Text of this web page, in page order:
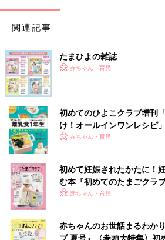
関連記事
たまひよの雑誌
赤ちゃん・育児
初めてのひよこクラブ増刊
け！オールインワン​レシピ」
赤ちゃん・育児
初めて妊娠されたかたに！
む本『初めてのたまごクラブ
赤ちゃん・育児
赤ちゃんのお世話まるわか